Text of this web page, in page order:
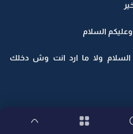
السلام
السلام ولا ما ارد انت وش دخلك